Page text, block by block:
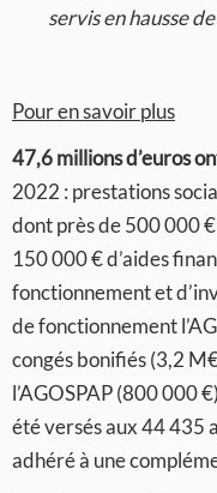
servis en hausse
Pour en savoir plus
47,6 millions d’euros
2022 : prestations
dont près de 500 000
150 000 € d’aides
fonctionnement et
de fonctionnement
congés bonifiés (3,2
l’AGOSPAP (800 000
été versés aux 44 435
adhéré à une